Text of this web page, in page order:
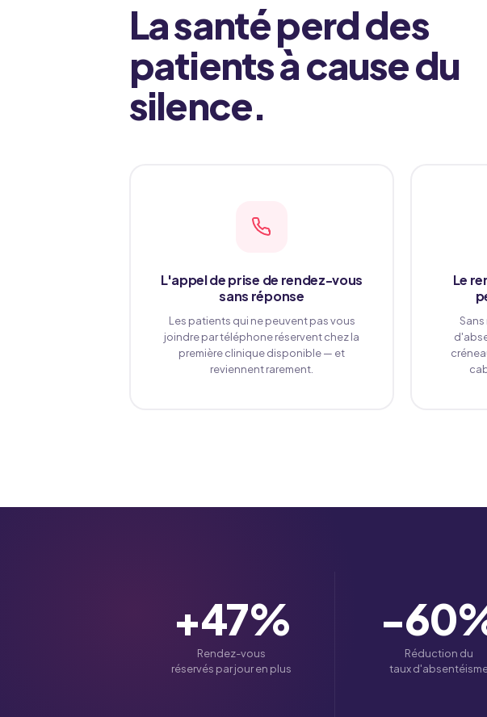
La santé perd des
patients à cause du
silence.
L'appel de prise de rendez-vous
sans réponse
Les patients qui ne peuvent pas vous
joindre par téléphone réservent chez la
première clinique disponible — et
reviennent rarement.
Le
+47%
Rendez-vous
réservés par jour en plus
−60
Réduction du
taux